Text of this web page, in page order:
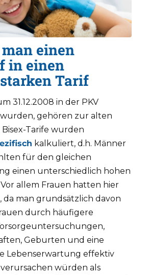
einen
in einen
Tarif
31.12.2008 in der PKV
gehören zur alten
Bisex-Tarife wurden
kalkuliert, d.h. Männer
für den gleichen
einen unterschiedlich hohen
allem Frauen hatten hier
da man grundsätzlich davon
durch häufigere
Geburten und eine
Lebenserwartung effektiv
würden als